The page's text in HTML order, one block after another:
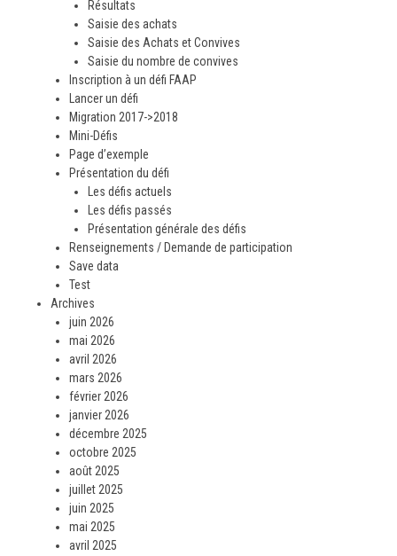
Résultats
Saisie des achats
Saisie des Achats et Convives
Saisie du nombre de convives
Inscription à un défi FAAP
Lancer un défi
Migration 2017->2018
Mini-Défis
Page d’exemple
Présentation du défi
Les défis actuels
Les défis passés
Présentation générale des défis
Renseignements / Demande de participation
Save data
Test
Archives
juin 2026
mai 2026
avril 2026
mars 2026
février 2026
janvier 2026
décembre 2025
octobre 2025
août 2025
juillet 2025
juin 2025
mai 2025
avril 2025